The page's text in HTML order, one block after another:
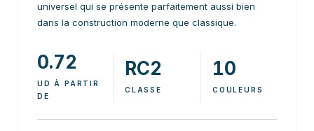
universel qui se présente parfaitement aussi bien
dans la construction moderne que classique.
0.72
UD À PARTIR
DE
RC2
CLASSE
10
COULEURS